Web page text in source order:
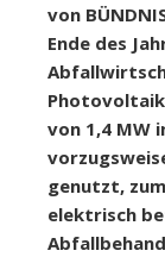
von
Ende des
von 1,4 MW
genutzt,
elektrisch